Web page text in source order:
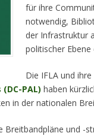
für ihre
notwendig,
der Infrastruktur
politischer Ebene
Die IFLA und
PAL) haben
in der nationalen
Breitbandpläne und -